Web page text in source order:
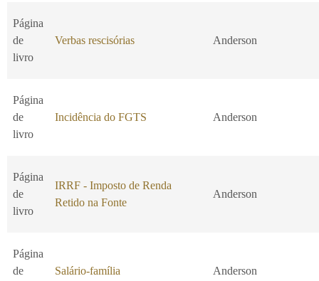
Página
de
livro
Verbas rescisórias Anderson
Página
de
livro
Incidência do FGTS Anderson
Página
de
livro
IRRF - Imposto de Renda
Retido na Fonte
Anderson
Página
de
Salário-família Anderson